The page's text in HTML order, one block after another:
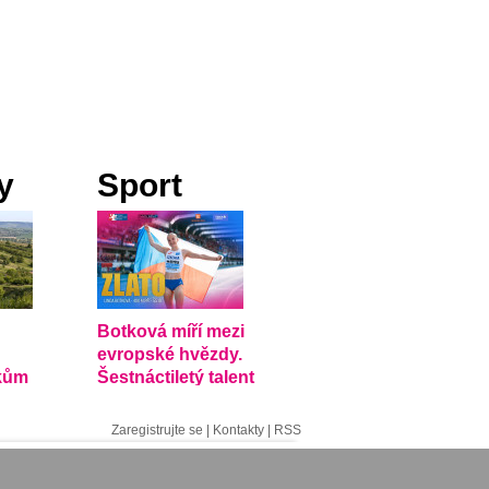
Sport
Botková míří mezi
evropské hvězdy.
Šestnáctiletý talent
Zaregistrujte se | Kontakty | RSS